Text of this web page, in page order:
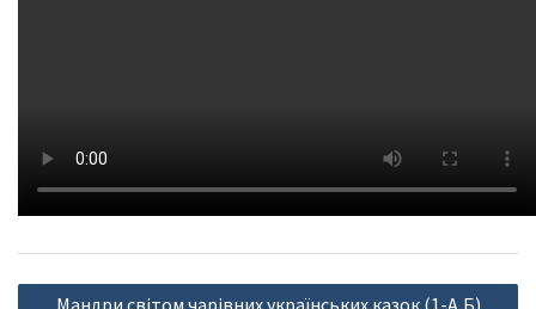
Навігація
Мандри світом чарівних українських казок (1-А,Б)